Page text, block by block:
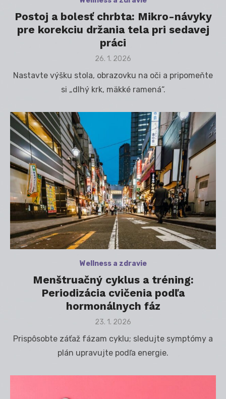
Postoj a bolesť chrbta: Mikro-návyky
pre korekciu držania tela pri sedavej
práci
Posted
26. 1. 2026
Nastavte výšku stola, obrazovku na oči a pripomeňte
si „dlhý krk, mäkké ramená“.
Wellness a zdravie
Menštruačný cyklus a tréning:
Periodizácia cvičenia podľa
hormonálnych fáz
Posted
23. 1. 2026
Prispôsobte záťaž fázam cyklu; sledujte symptómy a
plán upravujte podľa energie.